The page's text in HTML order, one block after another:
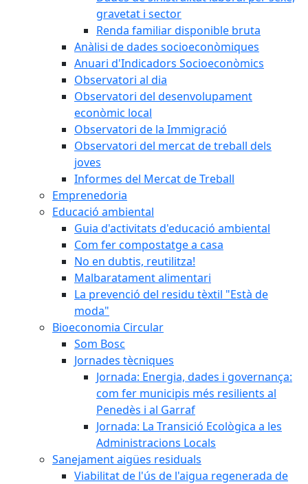
gravetat i sector
Renda familiar disponible bruta
Anàlisi de dades socioeconòmiques
Anuari d'Indicadors Socioeconòmics
Observatori al dia
Observatori del desenvolupament
econòmic local
Observatori de la Immigració
Observatori del mercat de treball dels
joves
Informes del Mercat de Treball
Emprenedoria
Educació ambiental
Guia d'activitats d'educació ambiental
Com fer compostatge a casa
No en dubtis, reutilitza!
Malbaratament alimentari
La prevenció del residu tèxtil "Està de
moda"
Bioeconomia Circular
Som Bosc
Jornades tècniques
Jornada: Energia, dades i governança:
com fer municipis més resilients al
Penedès i al Garraf
Jornada: La Transició Ecològica a les
Administracions Locals
Sanejament aigües residuals
Viabilitat de l'ús de l'aigua regenerada de